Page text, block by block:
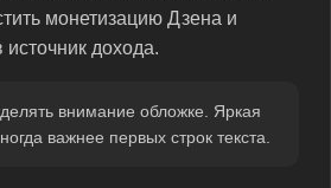
монетизацию Дзена и
источник дохода.
внимание обложке. Яркая
важнее первых строк текста.